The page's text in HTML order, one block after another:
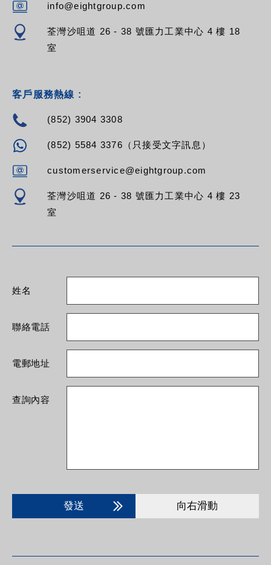
info@eightgroup.com
荃灣沙咀道 26 - 38 號匯力工業中心 4 樓 18
室
客戶服務熱線 :
(852) 3904 3308
(852) 5584 3376（只接受文字訊息）
customerservice@eightgroup.com
荃灣沙咀道 26 - 38 號匯力工業中心 4 樓 23
室
姓名
聯絡電話
電郵地址
查詢內容
發送 向右滑動